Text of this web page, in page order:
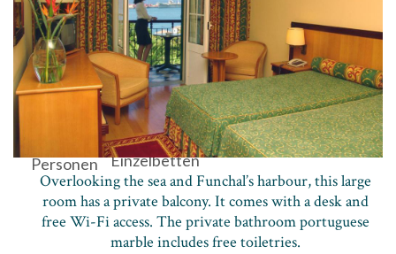
Max. 2
Personen
2
Einzelbetten
Overlooking the sea and Funchal’s harbour, this large
room has a private balcony. It comes with a desk and
free Wi-Fi access. The private bathroom portuguese
marble includes free toiletries.